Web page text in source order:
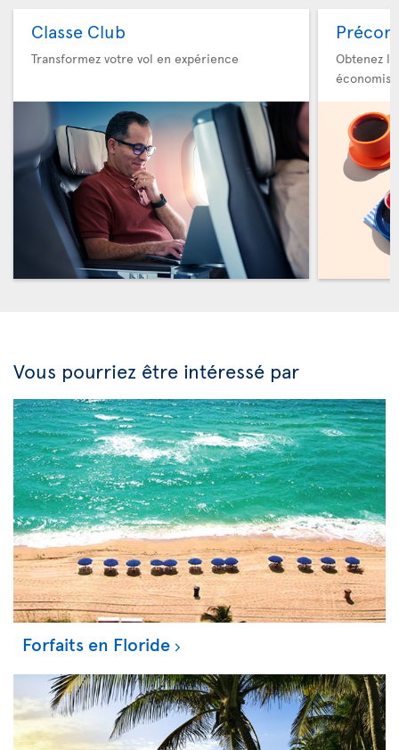
Classe Club
Transformez votre vol en expérience
Obtenez
Vous pourriez être intéressé par
Forfaits en Floride